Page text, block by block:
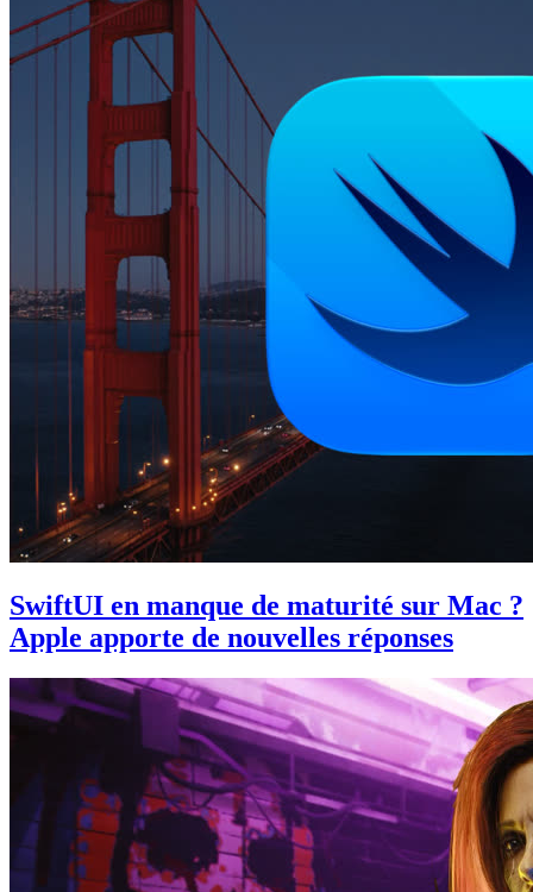
SwiftUI en manque de maturité sur Mac ?
Apple apporte de nouvelles réponses